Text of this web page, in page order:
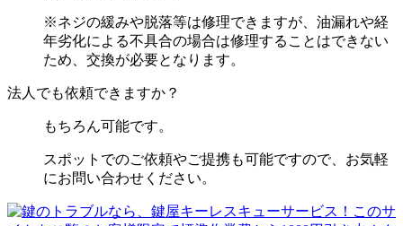
※ネジの緩みや脱落等は修理できますが、油漏れや経
年劣化による不具合の場合は修理することはできない
ため、交換が必要となります。
法人でも依頼できますか？
もちろん可能です。
スポットでのご依頼やご提携も可能ですので、お気軽
にお問い合わせください。